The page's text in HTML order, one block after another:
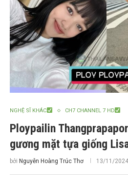
NGHỆ SĨ KHÁC CH7 CHANNEL 7 HD
Ploypailin
gương mặt tựa giống
bởi Nguyễn Hoàng Trúc Thơ 13/11/2024